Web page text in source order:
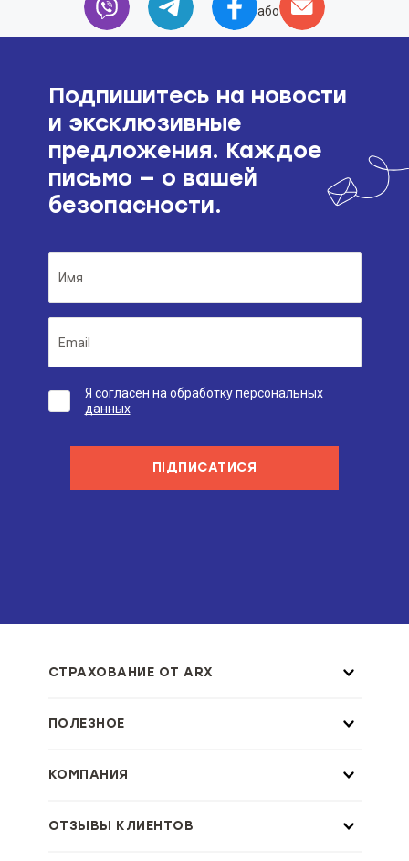
або
Подпишитесь на новости
и эксклюзивные
предложения. Каждое
письмо — о вашей
безопасности.
Я согласен на обработкуперсональных
данных
ПІДПИСАТИСЯ
СТРАХОВАНИЕ ОТ ARX
ПОЛЕЗНОЕ
КОМПАНИЯ
ОТЗЫВЫ КЛИЕНТОВ